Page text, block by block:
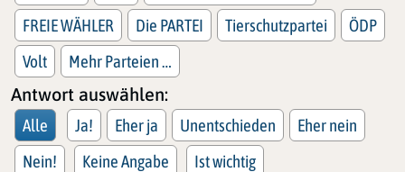
FREIE WÄHLER
Die PARTEI Tierschutzpartei
ÖDP
Volt
Mehr Parteien …
Antwort auswählen:
Alle Ja! Eher ja Unentschieden
Eher nein
Nein!
Keine Angabe Ist wichtig